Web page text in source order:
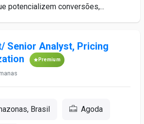
potencializem conversões,...
Senior Analyst, Pricing
Premium
Brasil Agoda